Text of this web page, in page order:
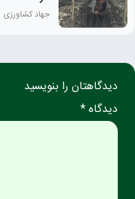
جهاد کشاورزی
دیدگاهتان را بنویسید
دیدگاه *